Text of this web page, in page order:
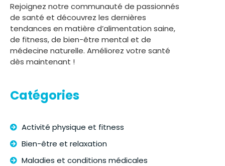
Rejoignez notre communauté de passionnés
de santé et découvrez les dernières
tendances en matière d’alimentation saine,
de fitness, de bien-être mental et de
médecine naturelle. Améliorez votre santé
dès maintenant !
Catégories
Activité physique et fitness
Bien-être et relaxation
Maladies et conditions médicales